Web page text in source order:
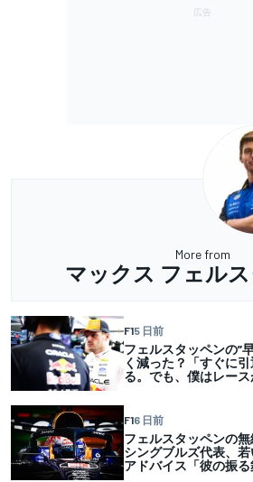
More from
マックス フェル
F15 日前
フェルスタッペンの”
く減った？「すぐに
る。でも、僕はレース
F16 日前
フェルスタッペンの
シングブルズ代表、
アドバイス「彼の振る